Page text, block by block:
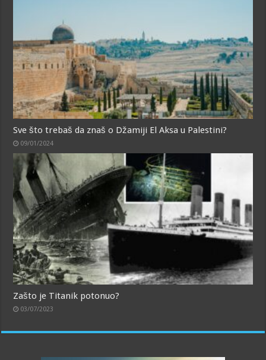
Sve što trebaš da znaš o Džamiji El Aksa u Palestini?
09/01/2024
Zašto je Titanik potonuo?
03/07/2023